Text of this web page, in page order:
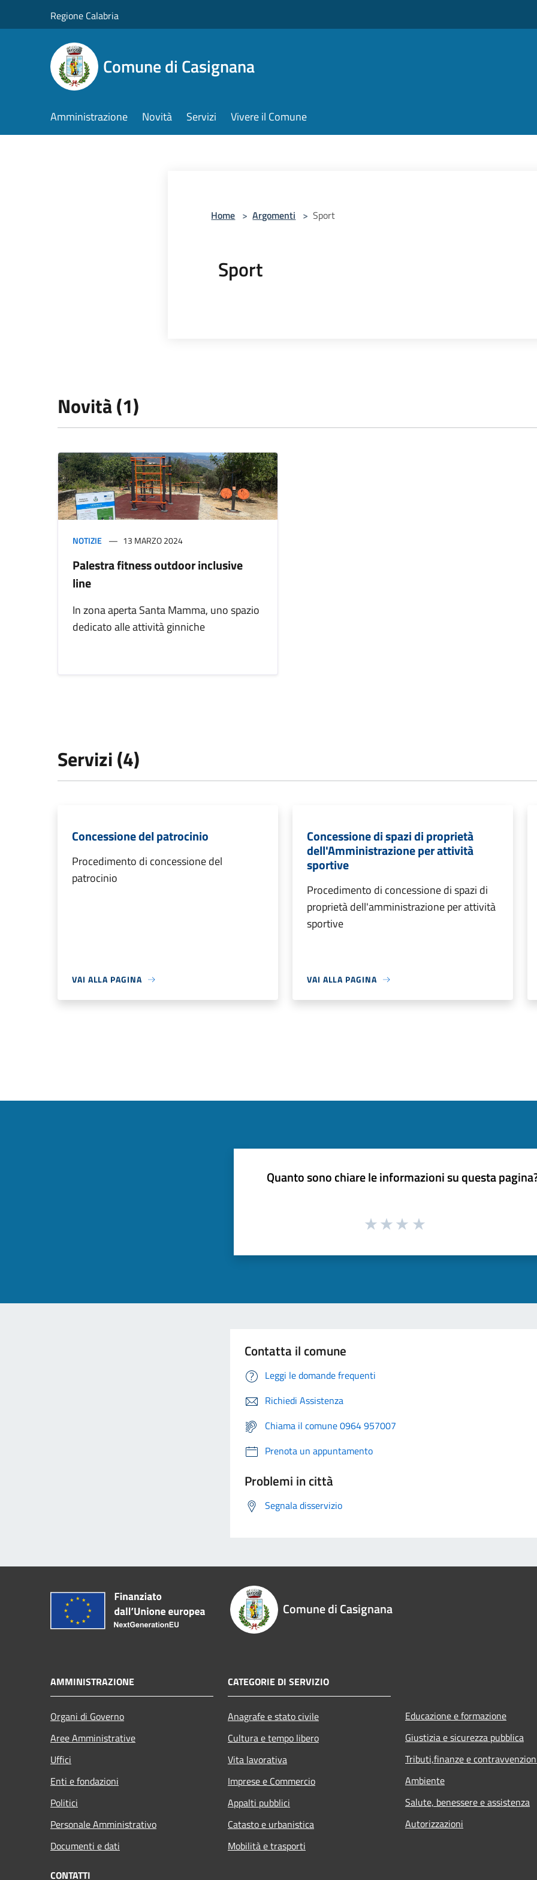
Regione Calabria
Comune di Casignana
Amministrazione Novità Servizi Vivere il Comune
Home > Argomenti > Sport
Sport
Novità (1)
NOTIZIE 13 MARZO 2024
Palestra fitness outdoor inclusive
line
In zona aperta Santa Mamma, uno spazio
dedicato alle attività ginniche
Servizi (4)
Concessione del patrocinio
Procedimento di concessione del
patrocinio
VAI ALLA PAGINA
Concessione di spazi di proprietà
dell'Amministrazione per attività
sportive
Procedimento di concessione di spazi di
proprietà dell'amministrazione per attività
sportive
VAI ALLA PAGINA
Quanto sono chiare le informazioni su questa
Contatta il comune
Leggi le domande frequenti
Richiedi Assistenza
Chiama il comune 0964 957007
Prenota un appuntamento
Problemi in città
Segnala disservizio
Comune di Casignana
AMMINISTRAZIONE
Organi di Governo
Aree Amministrative
Uffici
Enti e fondazioni
Politici
Personale Amministrativo
Documenti e dati
CATEGORIE DI SERVIZIO
Anagrafe e stato civile
Cultura e tempo libero
Vita lavorativa
Imprese e Commercio
Appalti pubblici
Catasto e urbanistica
Mobilità e trasporti
Educazione e formazione
Giustizia e sicurezza pubblica
Tributi,finanze e
Ambiente
Salute, benessere e assistenza
Autorizzazioni
CONTATTI